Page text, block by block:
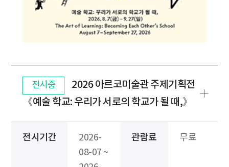
전시중
2026 아르코미술관 주제기획전
《예술 학교: 우리가 서로의 학교가 될 때,》
전시기간
2026-
08-07 ~
관람료 무료